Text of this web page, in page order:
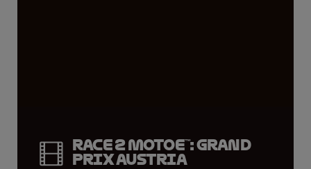
Race 2 MotoE™: Grand
Prix Austria